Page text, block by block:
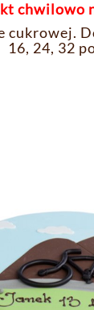
chwilowo
cukrowej.
16, 24, 32